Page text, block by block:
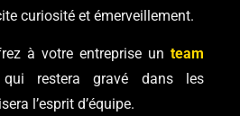
curiosité et émerveillement.
à votre entreprise un team
qui restera gravé dans les
l’esprit d’équipe.